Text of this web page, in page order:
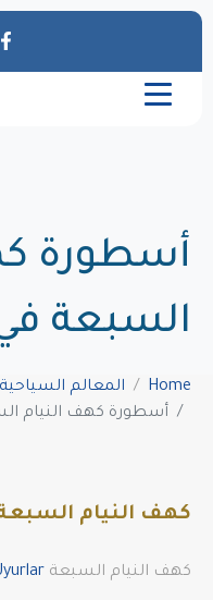
أسطورة
السبعة
Home
المعالم
أسطورة كهف النيام
كهف النيام
كهف النيام السبعة